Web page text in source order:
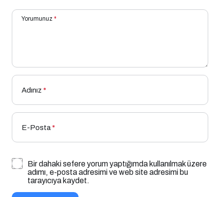
Yorumunuz *
Adınız *
E-Posta*
Bir dahaki sefere yorum yaptığımda kullanılmak üzere
adımı, e-posta adresimi ve web site adresimi bu
tarayıcıya kaydet.